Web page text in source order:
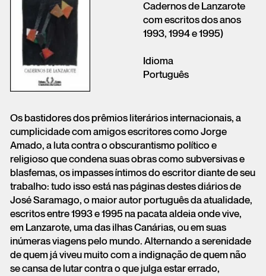
Cadernos de Lanzarote
com escritos dos anos
1993, 1994 e 1995)
Idioma
Português
Os bastidores dos prêmios literários internacionais, a
cumplicidade com amigos escritores como Jorge
Amado, a luta contra o obscurantismo político e
religioso que condena suas obras como subversivas e
blasfemas, os impasses íntimos do escritor diante de seu
trabalho: tudo isso está nas páginas destes diários de
José Saramago, o maior autor português da atualidade,
escritos entre 1993 e 1995 na pacata aldeia onde vive,
em Lanzarote, uma das ilhas Canárias, ou em suas
inúmeras viagens pelo mundo. Alternando a serenidade
de quem já viveu muito com a indignação de quem não
se cansa de lutar contra o que julga estar errado,